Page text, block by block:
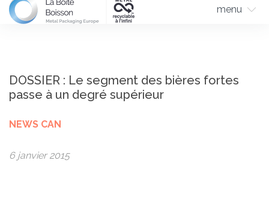
menu
DOSSIER : Le segment des bières fortes
passe à un degré supérieur
NEWS CAN
6 janvier 2015